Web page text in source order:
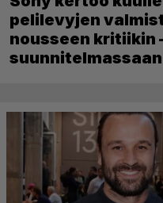
pelilevyjen
nousseen kritiikin
suunnitelmassaan